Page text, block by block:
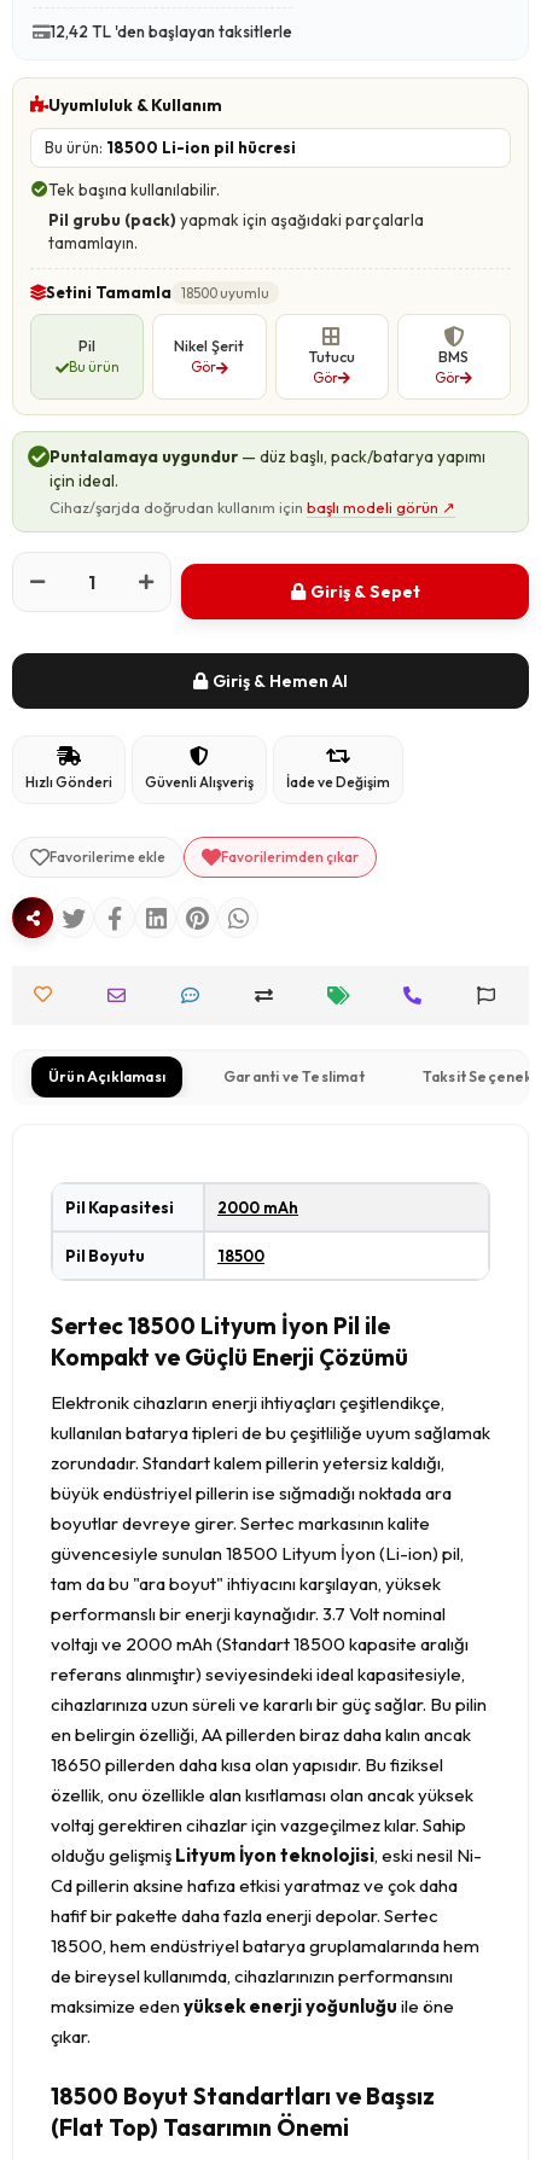
12,42 TL 'den başlayan taksitlerle
Uyumluluk & Kullanım
Bu ürün: 18500 Li-ion pil hücresi
Tek başına kullanılabilir.
Pil grubu (pack) yapmak için aşağıdaki parçalarla
tamamlayın.
Setini Tamamla 18500 uyumlu
Pil
Bu ürün
Nikel Şerit
Gör
Tutucu
Gör
BMS
Gör
Puntalamaya uygundur — düz başlı, pack/batarya yapımı
için ideal.
Cihaz/şarjda doğrudan kullanım için başlı modeli görün ↗
Giriş & Sepet
Giriş & Hemen Al
Hızlı Gönderi Güvenli Alışveriş İade ve Değişim
Favorilerime ekle Favorilerimden çıkar
Ürün Açıklaması Garanti ve Teslimat Taksit
Pil Kapasitesi 2000 mAh
Pil Boyutu 18500
Sertec 18500 Lityum İyon Pil ile
Kompakt ve Güçlü Enerji Çözümü
Elektronik cihazların enerji ihtiyaçları çeşitlendikçe,
kullanılan batarya tipleri de bu çeşitliliğe uyum sağlamak
zorundadır. Standart kalem pillerin yetersiz kaldığı,
büyük endüstriyel pillerin ise sığmadığı noktada ara
boyutlar devreye girer. Sertec markasının kalite
güvencesiyle sunulan 18500 Lityum İyon (Li-ion) pil,
tam da bu "ara boyut" ihtiyacını karşılayan, yüksek
performanslı bir enerji kaynağıdır. 3.7 Volt nominal
voltajı ve 2000 mAh (Standart 18500 kapasite aralığı
referans alınmıştır) seviyesindeki ideal kapasitesiyle,
cihazlarınıza uzun süreli ve kararlı bir güç sağlar. Bu pilin
en belirgin özelliği, AA pillerden biraz daha kalın ancak
18650 pillerden daha kısa olan yapısıdır. Bu fiziksel
özellik, onu özellikle alan kısıtlaması olan ancak yüksek
voltaj gerektiren cihazlar için vazgeçilmez kılar. Sahip
olduğu gelişmiş Lityum İyon teknolojisi, eski nesil Ni-
Cd pillerin aksine hafıza etkisi yaratmaz ve çok daha
hafif bir pakette daha fazla enerji depolar. Sertec
18500, hem endüstriyel batarya gruplamalarında hem
de bireysel kullanımda, cihazlarınızın performansını
maksimize eden yüksek enerji yoğunluğu ile öne
çıkar.
18500 Boyut Standartları ve Başsız
(Flat Top) Tasarımın Önemi